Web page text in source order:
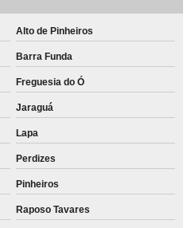
Alto de Pinheiros
Barra Funda
Freguesia do Ó
Jaraguá
Lapa
Perdizes
Pinheiros
Raposo Tavares